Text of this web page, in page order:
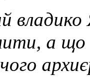
а що